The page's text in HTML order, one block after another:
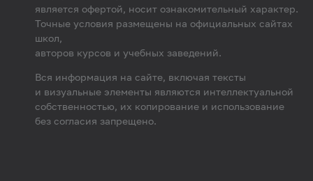
является офертой, носит ознакомительный характер.
Точные условия размещены на официальных сайтах
школ,
авторов курсов и учебных заведений.
Вся информация на сайте, включая тексты
и визуальные элементы являются интеллектуальной
собственностью, их копирование и использование
без согласия запрещено.